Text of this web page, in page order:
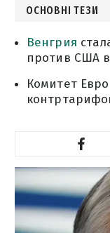
ОСНОВНІ ТЕЗИ
Венгрия
против США
Комитет